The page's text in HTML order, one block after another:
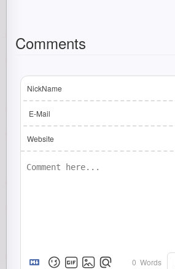
Comments
NickName
E-Mail
Website
0 Words